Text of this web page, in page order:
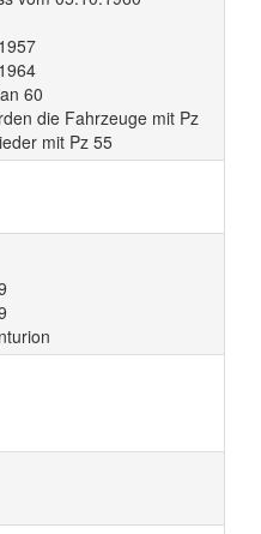
60
die Fahrzeuge mit Pz
mit Pz 55